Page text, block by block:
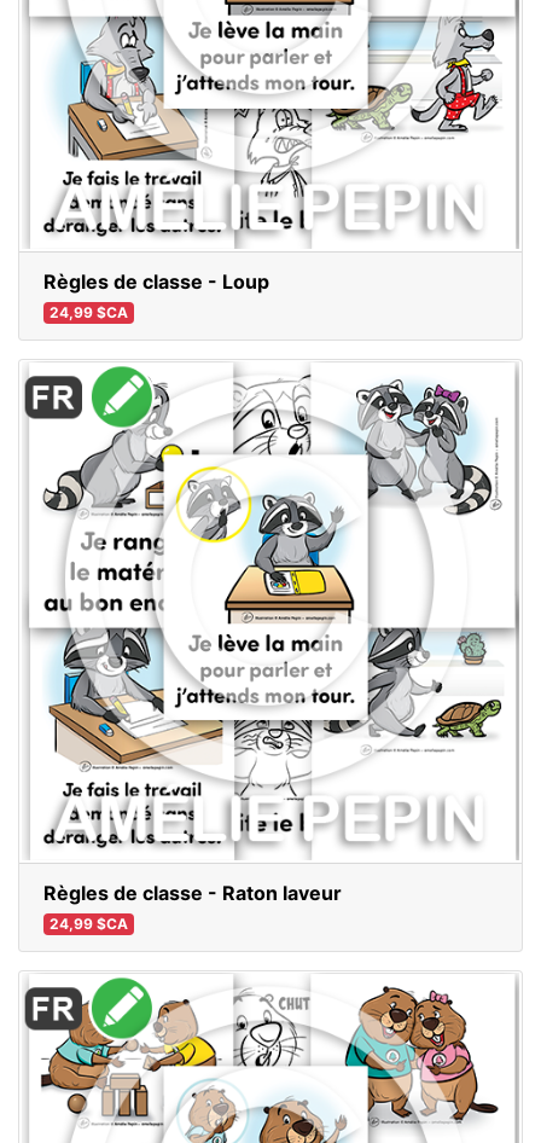
Règles de classe - Loup
24,99 $CA
Règles de classe - Raton laveur
24,99 $CA